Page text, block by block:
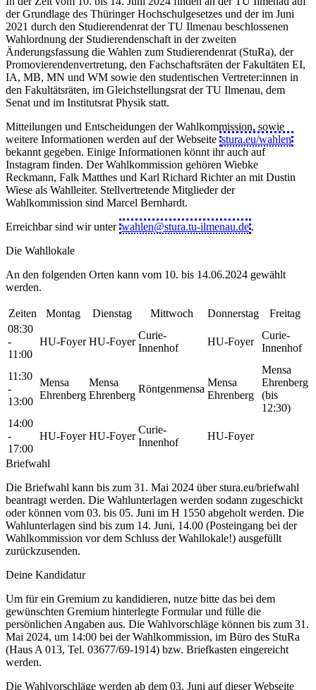
der Grundlage des Thüringer Hochschulgesetzes und der im Juni
2021 durch den Studierendenrat der TU Ilmenau beschlossenen
Wahlordnung der Studierendenschaft in der zweiten
Änderungsfassung die Wahlen zum Studierendenrat (StuRa), der
Promovierendenvertretung, den Fachschaftsräten der Fakultäten EI,
IA, MB, MN und WM sowie den studentischen Vertreter:innen in
den Fakultätsräten, im Gleichstellungsrat der TU Ilmenau, dem
Senat und im Institutsrat Physik statt.
Mitteilungen und Entscheidungen der Wahlkommission, sowie
weitere Informationen werden auf der Webseite stura.eu/wahlen
bekannt gegeben. Einige Informationen könnt ihr auch auf
Instagram finden. Der Wahlkommission gehören Wiebke
Reckmann, Falk Matthes und Karl Richard Richter an mit Dustin
Wiese als Wahlleiter. Stellvertretende Mitglieder der
Wahlkommission sind Marcel Bernhardt.
Erreichbar sind wir unter wahlen@stura.tu-ilmenau.de .
Die Wahllokale
An den folgenden Orten kann vom 10. bis 14.06.2024 gewählt
werden.
Zeiten Montag Dienstag Mittwoch Donnerstag
Freitag
08:30
-
11:00
HU-Foyer HU-Foyer
Curie-
Innenhof
HU-Foyer
Curie-
Innenhof
11:30
-
13:00
Mensa
Ehrenberg
Mensa
Ehrenberg
Röntgenmensa
Mensa
Ehrenberg
Mensa
Ehrenberg
(bis
12:30)
14:00
-
17:00
HU-Foyer HU-Foyer
Curie-
Innenhof
HU-Foyer
Briefwahl
Die Briefwahl kann bis zum 31. Mai 2024 über stura.eu/briefwahl
beantragt werden. Die Wahlunterlagen werden sodann zugeschickt
oder können vom 03. bis 05. Juni im H 1550 abgeholt werden. Die
Wahlunterlagen sind bis zum 14. Juni, 14.00 (Posteingang bei der
Wahlkommission vor dem Schluss der Wahllokale!) ausgefüllt
zurückzusenden.
Deine Kandidatur
Um für ein Gremium zu kandidieren, nutze bitte das bei dem
gewünschten Gremium hinterlegte Formular und fülle die
persönlichen Angaben aus. Die Wahlvorschläge können bis zum 31.
Mai 2024, um 14:00 bei der Wahlkommission, im Büro des StuRa
(Haus A 013, Tel. 03677/69-1914) bzw. Briefkasten eingereicht
werden.
Die Wahlvorschläge werden ab dem 03. Juni auf dieser Webseite